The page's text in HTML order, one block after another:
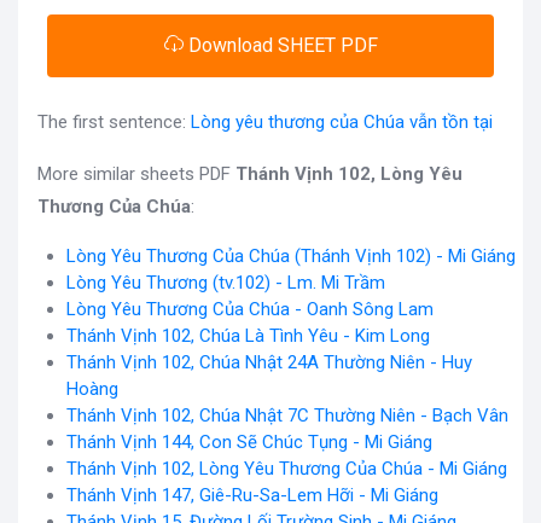
Download SHEET PDF
The first sentence: Lòng yêu thương của Chúa vẫn tồn tại
More similar sheets PDF Thánh Vịnh 102, Lòng Yêu
Thương Của Chúa:
Lòng Yêu Thương Của Chúa (Thánh Vịnh 102) - Mi Giáng
Lòng Yêu Thương (tv.102) - Lm. Mi Trầm
Lòng Yêu Thương Của Chúa - Oanh Sông Lam
Thánh Vịnh 102, Chúa Là Tình Yêu - Kim Long
Thánh Vịnh 102, Chúa Nhật 24A Thường Niên - Huy
Hoàng
Thánh Vịnh 102, Chúa Nhật 7C Thường Niên - Bạch Vân
Thánh Vịnh 144, Con Sẽ Chúc Tụng - Mi Giáng
Thánh Vịnh 102, Lòng Yêu Thương Của Chúa - Mi Giáng
Thánh Vịnh 147, Giê-Ru-Sa-Lem Hỡi - Mi Giáng